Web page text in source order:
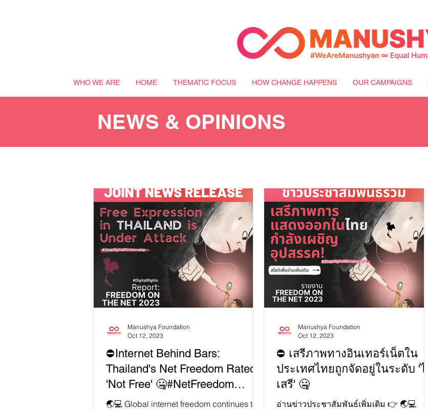
WHO WE ARE HOME THEMATIC FOCUS HOW CHANGE HAPPENS OUR CAMPAIGNS
NEWS & OPINIONS
⛔Internet Behind Bars:
Thailand's Net Freedom Rated
'Not Free' 🤐#NetFreedom
#ThailandReport 🆘 🇹🇭
🌏💻 Global internet freedom continues to
Manushya Foundation
Oct 12, 2023
⛔ เสรีภาพทางอินเทอร์เน็ตใน
ประเทศไทยถูกจัดอยู่ในระดับ 'ไม่
เสรี' 🤐
อ่านข่าวประชาสัมพันธ์เพิ่มเติม 👉 🌏💻
Manushya Foundation
Oct 12, 2023